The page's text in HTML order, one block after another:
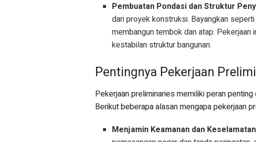
Pembuatan Pondasi dan Struktur
dari proyek konstruksi. Bayangkan
membangun tembok dan atap. Pekerjaan
kestabilan struktur bangunan.
Pentingnya Pekerjaan
Pekerjaan preliminaries memiliki peran
Berikut beberapa alasan mengapa pekerjaan
Menjamin Keamanan dan